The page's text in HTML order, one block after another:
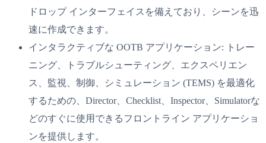
ドロップ インターフェイスを備えており、シーンを迅
速に作成できます。
インタラクティブな OOTB アプリケーション: トレー
ニング、トラブルシューティング、エクスペリエン
ス、監視、制御、シミュレーション (TEMS) を最適化
するための、Director、Checklist、Inspector、Simulatorな
どのすぐに使用できるフロントライン アプリケーショ
ンを提供します。